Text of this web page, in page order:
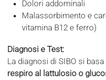
Dolori addominali
Malassorbimento e
vitamina B12 e ferro)
Diagnosi e Test:
La diagnosi di SIBO si
respiro al lattulosio o